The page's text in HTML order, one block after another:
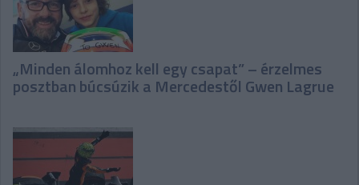
„Minden álomhoz kell egy csapat” – érzelmes
posztban búcsúzik a Mercedestől Gwen Lagrue